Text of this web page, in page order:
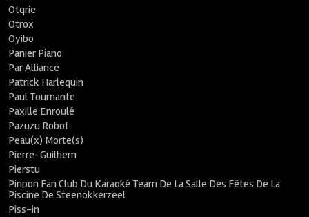
Otqrie
Otrox
Oyibo
Panier Piano
Par Alliance
Patrick Harlequin
Paul Tournante
Paxille Enroulé
Pazuzu Robot
Peau(x) Morte(s)
Pierre-Guilhem
Pierstu
Pinpon Fan Club Du Karaoké Team De La Salle Des Fêtes De La
Piscine De Steenokkerzeel
Piss-in